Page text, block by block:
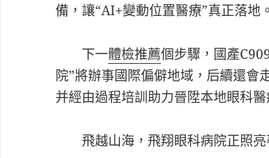
備，讓“AI+變動位置醫療”真正落地。
下一體檢推薦個步驟，國產
院”將辦事國際偏僻地域，后續還會
并經由過程培訓助力晉陞本地眼科醫
飛越山海，飛翔眼科病院正照亮